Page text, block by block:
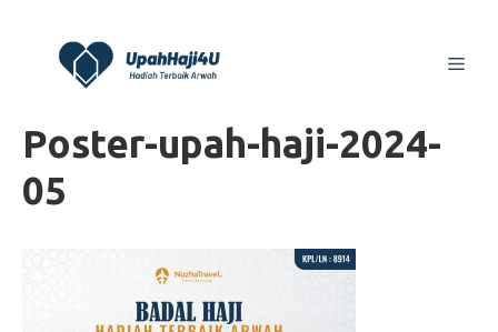
content
Poster-upah-haji-2024-
05